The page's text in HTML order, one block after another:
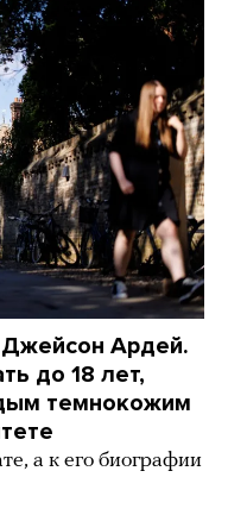
Ардей.
до 18 лет,
темнокожим
а к его биографии